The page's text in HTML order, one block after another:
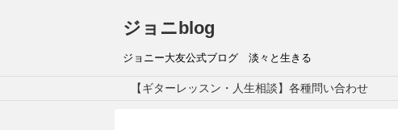
ジョニblog
ジョニー大友公式ブログ 淡々と生きる
【ギターレッスン・人生相談】各種問い合わせ